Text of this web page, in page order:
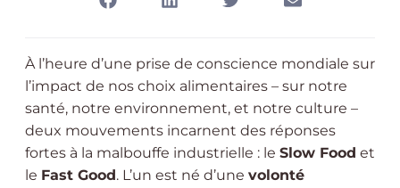
À l’heure d’une prise de conscience mondiale sur
l’impact de nos choix alimentaires – sur notre
santé, notre environnement, et notre culture –
deux mouvements incarnent des réponses
fortes à la malbouffe industrielle : le Slow Food et
le Fast Good. L’un est né d’une volonté